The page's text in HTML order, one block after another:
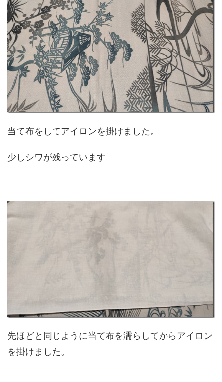
当て布をしてアイロンを掛けました。
少しシワが残っています
先ほどと同じように当て布を濡らしてからアイロン
を掛けました。